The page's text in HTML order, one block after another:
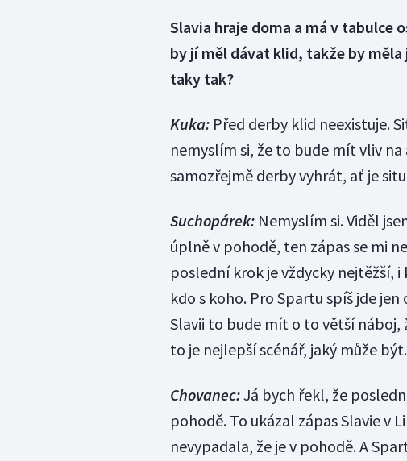
Slavia hraje doma a má v tabulce
by jí měl dávat klid, takže by
taky tak?
Kuka:Před derby klid neexistuje.
nemyslím si, že to bude mít vliv
samozřejmě derby vyhrát, ať je
Suchopárek:Nemyslím si. Viděl
úplně v pohodě, ten zápas se mi
poslední krok je vždycky nejtěžší,
kdo s koho. Pro Spartu spíš jde
Slavii to bude mít o to větší náboj,
to je nejlepší scénář, jaký může být.
Chovanec:Já bych řekl, že
pohodě. To ukázal zápas Slavie v
nevypadala, že je v pohodě. A